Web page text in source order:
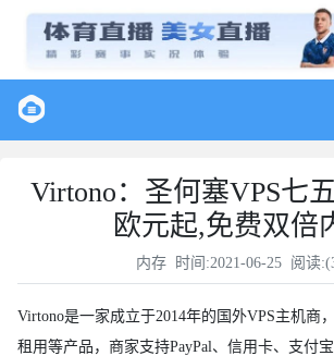
Virtono：圣何塞VPS七
欧元起,免费双倍
内存 时间:2021-06-25 阅读:(
Virtono是一家成立于2014年的国外VPS主机商
租用等产品，商家支持PayPal、信用卡、支付